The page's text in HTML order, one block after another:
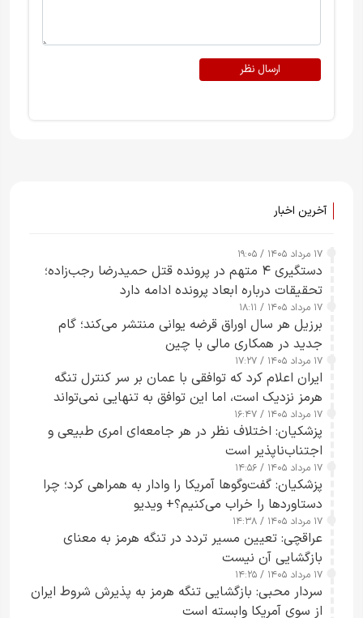
ارسال نظر
آخرین اخبار
۱۷ مرداد ۱۴۰۵ / ۱۹:۰۵
دستگیری ۴ متهم در پرونده قتل حمیدرضا رجب‌زاده؛
تحقیقات درباره ابعاد پرونده ادامه دارد
۱۷ مرداد ۱۴۰۵ / ۱۸:۱۱
برزیل هر سال اوراق قرضه یوانی منتشر می‌کند؛ گام
جدید در همکاری مالی با چین
۱۷ مرداد ۱۴۰۵ / ۱۷:۲۷
ایران اعلام کرد که توافقی با عمان بر سر کنترل تنگه
هرمز نزدیک است، اما این توافق به تنهایی نمی‌تواند
آبراه را آزاد کند
۱۷ مرداد ۱۴۰۵ / ۱۶:۴۷
پزشکیان: اختلاف نظر در هر جامعه‌ای امری طبیعی و
اجتناب‌ناپذیر است
۱۷ مرداد ۱۴۰۵ / ۱۴:۵۶
پزشکیان: گفت‌وگوها آمریکا را وادار به همراهی کرد؛ چرا
دستاوردها را خراب می‌کنیم؟+ ویدیو
۱۷ مرداد ۱۴۰۵ / ۱۴:۳۸
عراقچی: تعیین مسیر تردد در تنگه هرمز به معنای
بازگشایی آن نیست
۱۷ مرداد ۱۴۰۵ / ۱۴:۲۵
سردار محبی: بازگشایی تنگه هرمز به پذیرش شروط ایران
از سوی آمریکا وابسته است